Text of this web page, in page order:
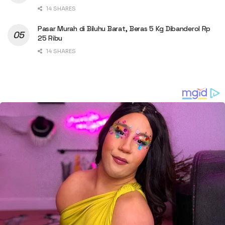
14 SHARES
Pasar Murah di Biluhu Barat, Beras 5 Kg Dibanderol Rp
25 Ribu
14 SHARES